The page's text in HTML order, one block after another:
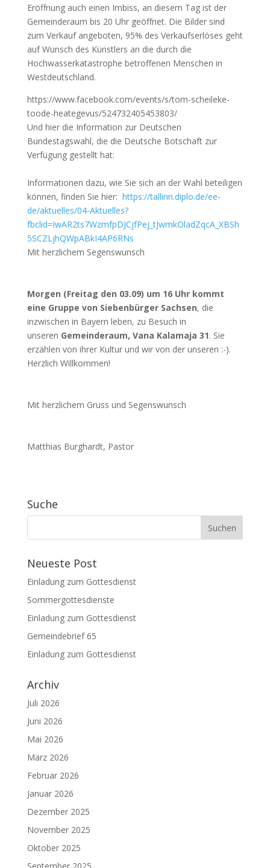
Eröffnung auch einen Imbiss, an diesem Tag ist der
Gemeinderaum bis 20 Uhr geöffnet. Die Bilder sind
zum Verkauf angeboten, 95% des Verkaufserlöses geht
auf Wunsch des Künstlers an die durch die
Hochwasserkatastrophe betroffenen Menschen in
Westdeutschland.
https://www.facebook.com/events/s/tom-scheileke-
toode-heategevus/524732405453803/
Und hier die Information zur Deutschen
Bundestagswahl, die die Deutsche Botschaft zur
Verfügung gestellt hat:
Informationen dazu, wie Sie sich an der Wahl beteiligen
können, finden Sie hier: https://tallinn.diplo.de/ee-
de/aktuelles/04-Aktuelles?
fbclid=IwAR2ts7WzmfpDJCjfPej_tJwmkOladZqcA_XBSh
5SCZLjhQWpABkI4AP6RNs
Mit herzlichem Segenswunsch
Morgen (Freitag den 03.09) um 16 Uhr kommt
eine Gruppe von Siebenbürger Sachsen, die
inzwischen in Bayern leben, zu Besuch in
unseren Gemeinderaum, Vana Kalamaja 31. Sie
erzählen von ihrer Kultur und wir von der unseren :-).
Herzlich Willkommen!
Mit herzlichem Gruss und Segenswunsch
Matthias Burghardt, Pastor
Suche
Neueste Post
Einladung zum Gottesdienst
Sommergottesdienste
Einladung zum Gottesdienst
Gemeindebrief 65
Einladung zum Gottesdienst
Archiv
Juli 2026
Juni 2026
Mai 2026
März 2026
Februar 2026
Januar 2026
Dezember 2025
November 2025
Oktober 2025